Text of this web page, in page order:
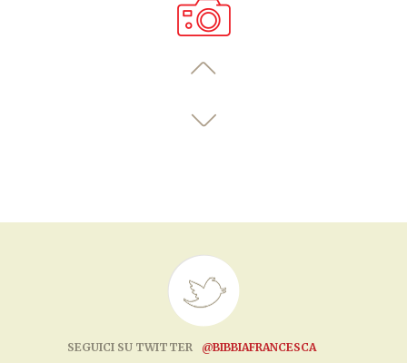
SEGUICI SU TWITTER
@BIBBIAFRANCESCA